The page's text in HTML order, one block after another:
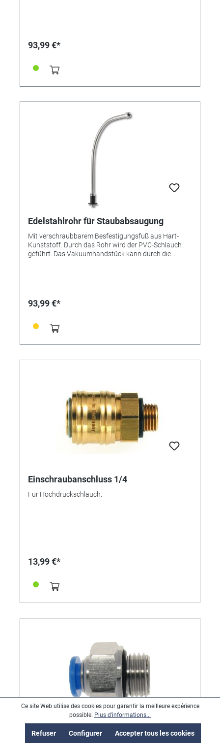
93,99 €*
Edelstahlrohr für Staubabsaugung
Mit verschraubbarem Besfestigungsfuß aus Hart-
Kunststoff. Durch das Rohr wird der PVC-Schlauch
geführt. Das Vakuumhandstück kann durch die
93,99 €*
Einschraubanschluss 1/4
Für Hochdruckschlauch.
13,99 €*
Einschraubanschluss 1/4
Ce site Web utilise des cookies pour garantir la meilleure expérience
possible. Plus d'informations...
Refuser Configurer Accepter tous les cookies